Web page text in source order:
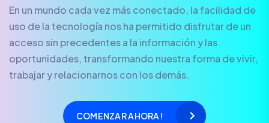
En un mundo cada vez más conectado, la facilidad de
uso de la tecnología nos ha permitido disfrutar de un
acceso sin precedentes a la información y las
oportunidades, transformando nuestra forma de vivir,
trabajar y relacionarnos con los demás.
COMENZAR AHORA!